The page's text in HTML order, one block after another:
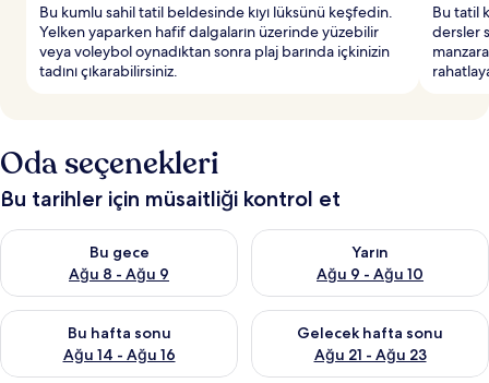
Bu kumlu sahil tatil beldesinde kıyı lüksünü keşfedin.
Yelken yaparken hafif dalgaların üzerinde yüzebilir
veya voleybol oynadıktan sonra plaj barında içkinizin
tadını çıkarabilirsiniz.
Bu tatil
dersler
Oda seçenekleri
Bu tarihler için müsaitliği kontrol et
Bu gece
Ağu 8 - Ağu 9
Bu gece için müsaitliği kontrol et Ağu 8 - Ağu 9
Yarın
Ağu 9 - Ağu 10
Yarın için müsaitliği kontrol
Bu hafta sonu
Ağu 14 - Ağu 16
Bu hafta sonu için müsaitliği kontrol et Ağu 14 - Ağu 16
Gelecek hafta sonu
Ağu 21 - Ağu 23
Önümüzdeki hafta sonu için